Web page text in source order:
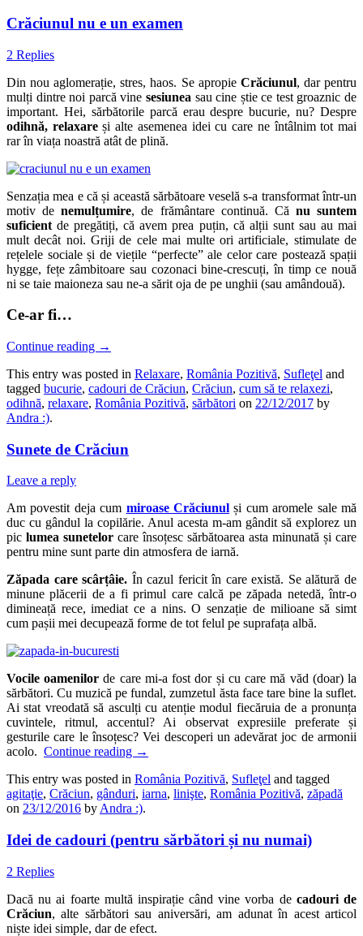
Crăciunul nu e un examen
2 Replies
Din nou aglomerație, stres, haos. Se apropie Crăciunul, dar pentru
mulți dintre noi parcă vine sesiunea sau cine știe ce test groaznic de
important. Hei, sărbătorile parcă erau despre bucurie, nu? Despre
odihnă, relaxareși alte asemenea idei cu care ne întâlnim tot mai
rar în viața noastră atât de plină.
Senzația mea e că și această sărbătoare veselă s-a transformat într-un
motiv denemulțumire, de frământare continuă. Că nu suntem
suficient de pregătiți, că avem prea puțin, că alții sunt sau au mai
mult decât noi. Griji de cele mai multe ori artificiale, stimulate de
rețelele sociale și de viețile “perfecte” ale celor care postează spații
hygge, fețe zâmbitoare sau cozonaci bine-crescuți, în timp ce nouă
ni se taie maioneza sau ne-a sărit oja de pe unghii (sau amândouă).
Ce-ar fi…
Continue reading →
This entry was posted in Relaxare, România Pozitivă, Sufleţel and
tagged bucurie, cadouri de Crăciun, Crăciun, cum să te relaxezi,
odihnă, relaxare, România Pozitivă, sărbători on 22/12/2017 by
Andra :).
Sunete de Crăciun
Leave a reply
Am povestit deja cum miroase Crăciunul și cum aromele sale mă
duc cu gândul la copilărie. Anul acesta m-am gândit să explorez un
pic lumea sunetelor care însoțesc sărbătoarea asta minunată și care
pentru mine sunt parte din atmosfera de iarnă.
Zăpada care scârțâie. În cazul fericit în care există. Se alătură de
minune plăcerii de a fi primul care calcă pe zăpada netedă, într-o
dimineață rece, imediat ce a nins. O senzație de milioane să simt
cum pașii mei decupează forme de tot felul pe suprafața albă.
Vocile oamenilorde care mi-a fost dor și cu care mă văd (doar) la
sărbători. Cu muzică pe fundal, zumzetul ăsta face tare bine la suflet.
Ai stat vreodată să asculți cu atenție modul fiecăruia de a pronunța
cuvintele, ritmul, accentul? Ai observat expresiile preferate și
gesturile care le însoțesc? Vei descoperi un adevărat joc de armonii
acolo. Continue reading →
This entry was posted in România Pozitivă, Sufleţel and tagged
agitaţie, Crăciun, gânduri, iarna, linişte, România Pozitivă, zăpadă
on 23/12/2016 byAndra :).
Idei de cadouri (pentru sărbători și nu numai)
2 Replies
Dacă nu ai foarte multă inspirație când vine vorba de cadouri de
Crăciun, alte sărbători sau aniversări, am adunat în acest articol
niște idei simple, dar de efect.